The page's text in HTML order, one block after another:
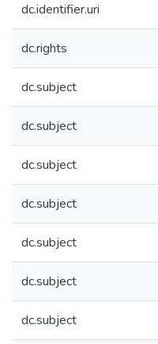
dc.identifier.uri
dc.rights
dc.subject
dc.subject
dc.subject
dc.subject
dc.subject
dc.subject
dc.subject